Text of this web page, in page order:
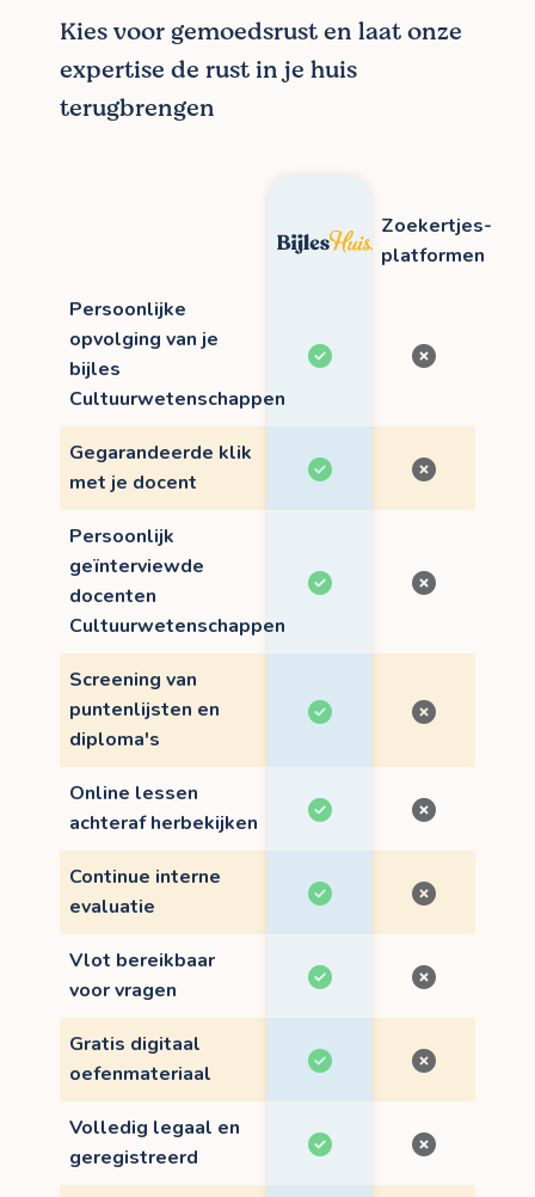
Kies voor gemoedsrust en laat onze
expertise de rust in je huis
terugbrengen
Zoekertjes-
platformen
Persoonlijke
opvolging van je
bijles
Cultuurwetenschappen
Gegarandeerde klik
met je docent
Persoonlijk
geïnterviewde
docenten
Cultuurwetenschappen
Screening van
puntenlijsten en
diploma's
Online lessen
achteraf herbekijken
Continue interne
evaluatie
Vlot bereikbaar
voor vragen
Gratis digitaal
oefenmateriaal
Volledig legaal en
geregistreerd